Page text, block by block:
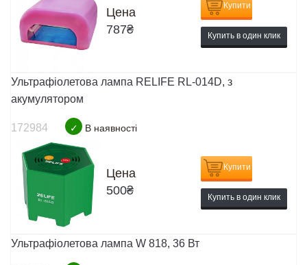
Цена
787₴
Купити
Купить в один клик
Ультрафіолетова лампа RELIFE RL-014D, з
акумулятором
172984 ✓ В наявності
Цена
500₴
Купити
Купить в один клик
Ультрафіолетова лампа W 818, 36 Вт